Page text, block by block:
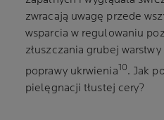
zwracają uwagę przede
wsparcia w regulowaniu
złuszczania grubej
poprawy ukrwienia10. Jak
pielęgnacji tłustej cery?